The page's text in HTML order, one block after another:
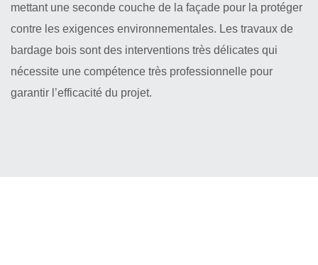
mettant une seconde couche de la façade pour la protéger
contre les exigences environnementales. Les travaux de
bardage bois sont des interventions très délicates qui
nécessite une compétence très professionnelle pour
garantir l’efficacité du projet.